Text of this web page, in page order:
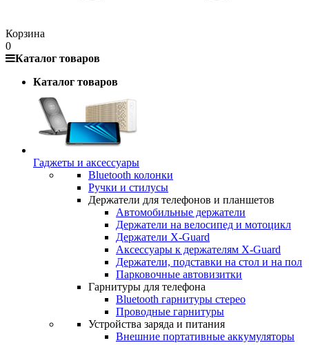
Корзина
0
Каталог товаров
Каталог товаров
Гаджеты и аксессуары
Bluetooth колонки
Ручки и стилусы
Держатели для телефонов и планшетов
Автомобильные держатели
Держатели на велосипед и мотоцикл
Держатели X-Guard
Аксессуары к держателям X-Guard
Держатели, подставки на стол и на пол
Парковочные автовизитки
Гарнитуры для телефона
Bluetooth гарнитуры стерео
Проводные гарнитуры
Устройства заряда и питания
Внешние портативные аккумуляторы